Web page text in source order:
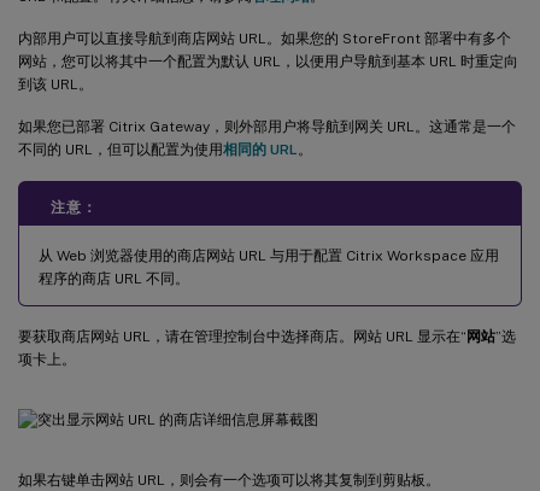
内部用户可以直接导航到商店网站 URL。如果您的 StoreFront 部署中有多个
网站，您可以将其中一个配置为默认 URL，以便用户导航到基本 URL 时重定向
到该 URL。
如果您已部署 Citrix Gateway，则外部用户将导航到网关 URL。这通常是一个
不同的 URL，但可以配置为使用相同的 URL 。
注意：
从 Web 浏览器使用的商店网站 URL 与用于配置 Citrix Workspace 应用
程序的商店 URL 不同。
要获取商店网站 URL，请在管理控制台中选择商店。网站 URL 显示在“网站”选
项卡上。
如果右键单击网站 URL，则会有一个选项可以将其复制到剪贴板。